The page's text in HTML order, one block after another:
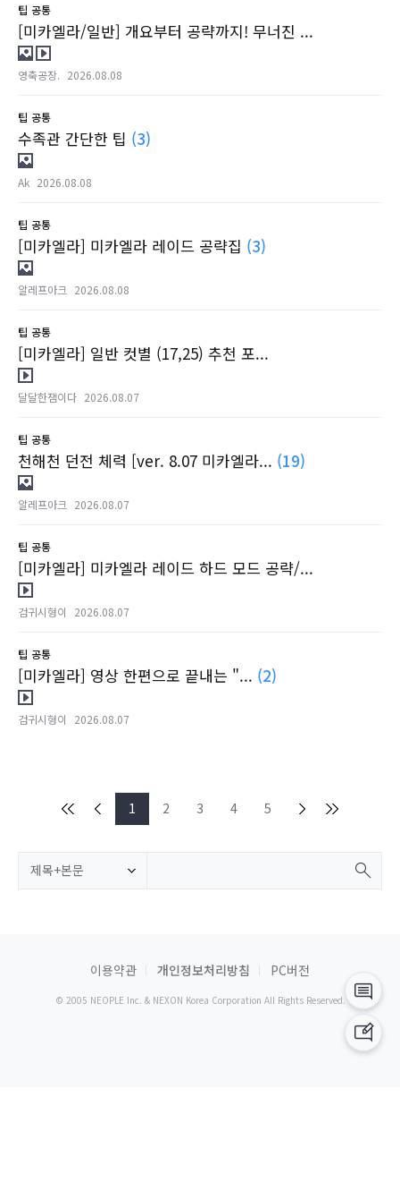
팁 공통
[미카엘라/일반] 개요부터 공략까지! 무너진 ...
영축공장. 2026.08.08
팁 공통
수족관 간단한 팁 (3)
Ak 2026.08.08
팁 공통
[미카엘라] 미카엘라 레이드 공략집 (3)
알레프아크 2026.08.08
팁 공통
[미카엘라] 일반 컷별 (17,25) 추천 포...
달달한잼이다 2026.08.07
팁 공통
천해천 던전 체력 [ver. 8.07 미카엘라... (19)
알레프아크 2026.08.07
팁 공통
[미카엘라] 미카엘라 레이드 하드 모드 공략/...
검귀시형이 2026.08.07
팁 공통
[미카엘라] 영상 한편으로 끝내는 "... (2)
검귀시형이 2026.08.07
1 2 3 4 5
제목+본문
이용약관 개인정보처리방침 PC버전
© 2005 NEOPLE Inc. & NEXON Korea Corporation All Rights Reserved.